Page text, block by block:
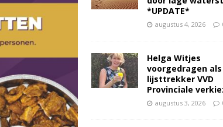
*UPDATE*
augustus 4, 2026
Helga Witjes
voorgedragen als
lijsttrekker VVD
Provinciale
augustus 3, 2026